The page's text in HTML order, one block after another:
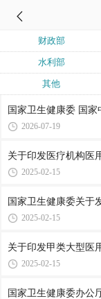
财政部
水利部
其他
国家卫生健康委 国
2026-07-19
关于印发医疗机构医
2025-02-15
国家卫生健康委关于
2025-02-15
关于印发甲类大型医
2025-02-15
国家卫生健康委办公